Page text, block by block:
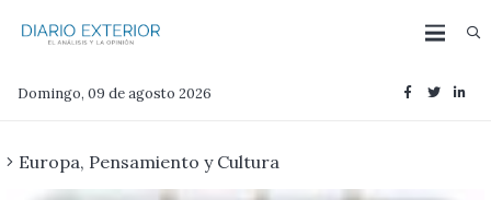
Domingo, 09 de agosto 2026
Europa, Pensamiento y Cultura